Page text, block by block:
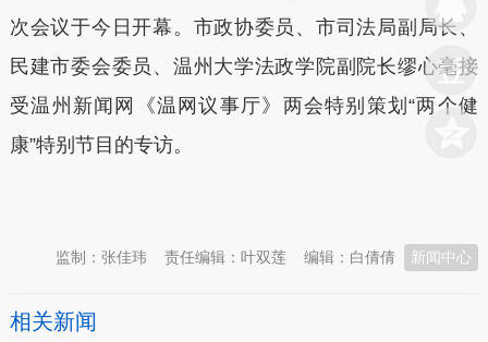
次会议于今日开幕。市政协委员、市司法局副局长、
民建市委会委员、温州大学法政学院副院长缪心毫接
受温州新闻网《温网议事厅》两会特别策划“两个健
康”特别节目的专访。
新闻中心
编辑：白倩倩
责任编辑：叶双莲
监制：张佳玮
相关新闻